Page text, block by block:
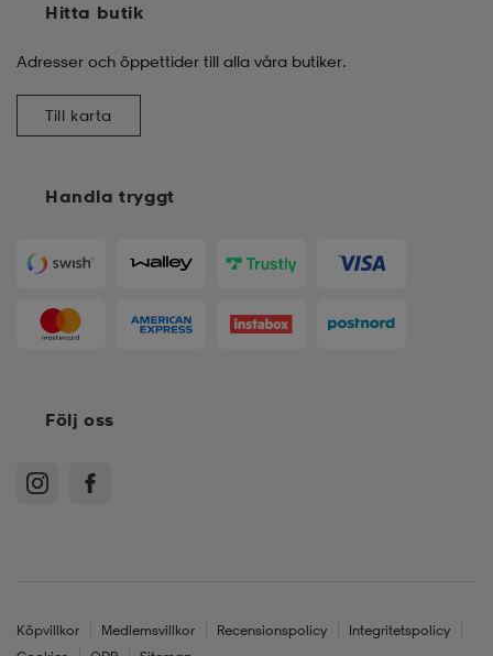
Handla tryggt
Hitta butik
Adresser och öppettider till alla våra butiker.
Till karta
Följ oss
Köpvillkor Medlemsvillkor Recensionspolicy
Integritetspolicy